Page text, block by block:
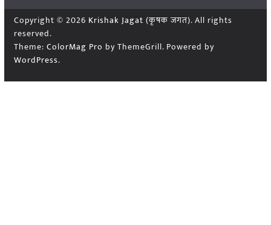
Copyright © 2026 Krishak Jagat (कृषक जगत). All rights
reserved.
Theme: ColorMag Pro by ThemeGrill. Powered by
WordPress.